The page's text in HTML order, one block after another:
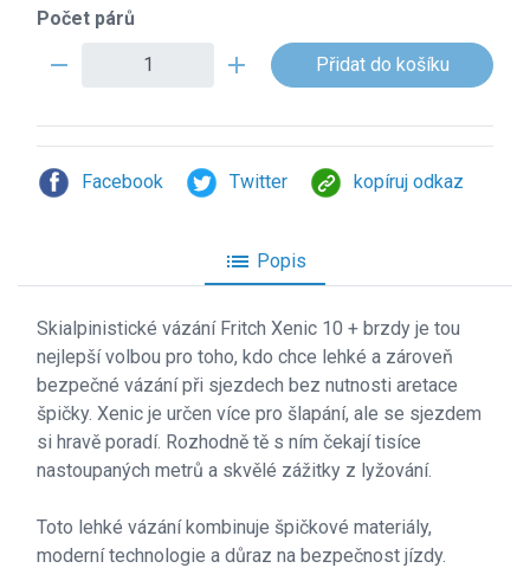
Počet párů
remove add
Facebook Twitter kopíruj odkaz
list Popis
Skialpinistické vázání Fritch Xenic 10 + brzdy je tou
nejlepší volbou pro toho, kdo chce lehké a zároveň
bezpečné vázání při sjezdech bez nutnosti aretace
špičky. Xenic je určen více pro šlapání, ale se sjezdem
si hravě poradí. Rozhodně tě s ním čekají tisíce
nastoupaných metrů a skvělé zážitky z lyžování.
Toto lehké vázání kombinuje špičkové materiály,
moderní technologie a důraz na bezpečnost jízdy.